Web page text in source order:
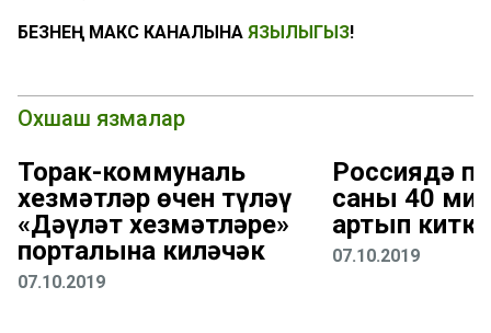
БЕЗНЕҢ МАКС КАНАЛЫНА ЯЗЫЛЫГЫЗ!
Охшаш язмалар
Торак-коммуналь
хезмәтләр өчен түләү
«Дәүләт хезмәтләре»
порталына киләчәк
07.10.2019
Россиядә
саны 40
артып
07.10.2019